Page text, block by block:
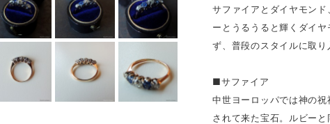
サファイアとダイヤモン
ーとうるうると輝くダイ
ず、普段のスタイルに取り
■サファイア
中世ヨーロッパでは神の
されて来た宝石。ルビーと